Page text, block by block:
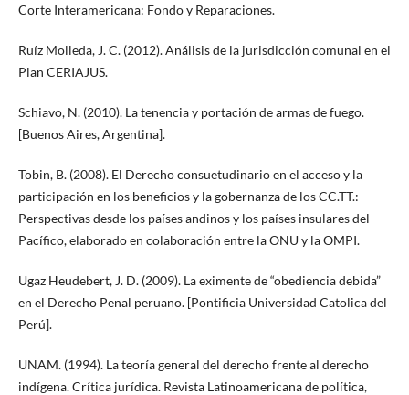
Corte Interamericana: Fondo y Reparaciones.
Ruíz Molleda, J. C. (2012). Análisis de la jurisdicción comunal en el
Plan CERIAJUS.
Schiavo, N. (2010). La tenencia y portación de armas de fuego.
[Buenos Aires, Argentina].
Tobin, B. (2008). El Derecho consuetudinario en el acceso y la
participación en los beneficios y la gobernanza de los CC.TT.:
Perspectivas desde los países andinos y los países insulares del
Pacífico, elaborado en colaboración entre la ONU y la OMPI.
Ugaz Heudebert, J. D. (2009). La eximente de “obediencia debida”
en el Derecho Penal peruano. [Pontificia Universidad Catolica del
Perú].
UNAM. (1994). La teoría general del derecho frente al derecho
indígena. Crítica jurídica. Revista Latinoamericana de política,